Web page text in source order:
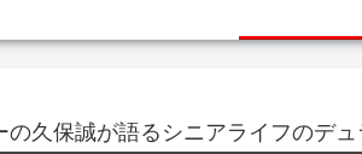
の久保誠が語るシニアライフのデ